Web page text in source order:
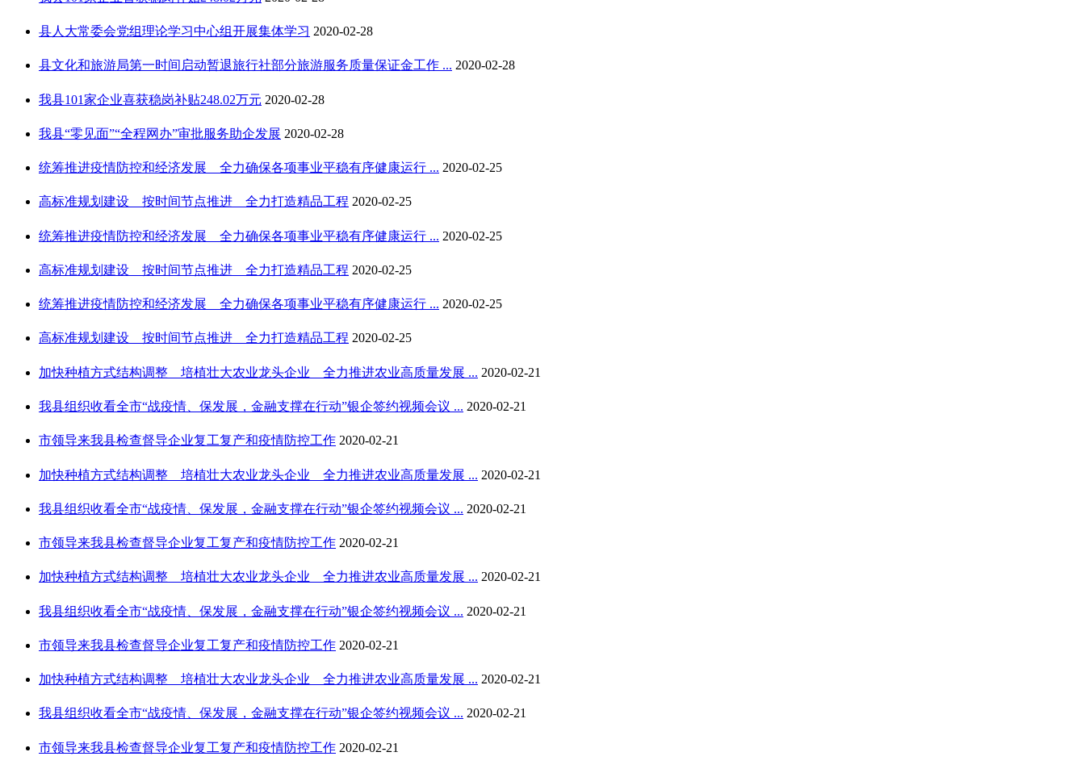
县人大常委会党组理论学习中心组开展集体学习 2020-02-28
县文化和旅游局第一时间启动暂退旅行社部分旅游服务质量保证金工作 ... 2020-02-28
我县101家企业喜获稳岗补贴248.02万元 2020-02-28
我县“零见面”“全程网办”审批服务助企发展 2020-02-28
统筹推进疫情防控和经济发展 全力确保各项事业平稳有序健康运行 ... 2020-02-25
高标准规划建设 按时间节点推进 全力打造精品工程 2020-02-25
统筹推进疫情防控和经济发展 全力确保各项事业平稳有序健康运行 ... 2020-02-25
高标准规划建设 按时间节点推进 全力打造精品工程 2020-02-25
统筹推进疫情防控和经济发展 全力确保各项事业平稳有序健康运行 ... 2020-02-25
高标准规划建设 按时间节点推进 全力打造精品工程 2020-02-25
加快种植方式结构调整 培植壮大农业龙头企业 全力推进农业高质量发展 ... 2020-02-21
我县组织收看全市“战疫情、保发展，金融支撑在行动”银企签约视频会议 ... 2020-02-21
市领导来我县检查督导企业复工复产和疫情防控工作 2020-02-21
加快种植方式结构调整 培植壮大农业龙头企业 全力推进农业高质量发展 ... 2020-02-21
我县组织收看全市“战疫情、保发展，金融支撑在行动”银企签约视频会议 ... 2020-02-21
市领导来我县检查督导企业复工复产和疫情防控工作 2020-02-21
加快种植方式结构调整 培植壮大农业龙头企业 全力推进农业高质量发展 ... 2020-02-21
我县组织收看全市“战疫情、保发展，金融支撑在行动”银企签约视频会议 ... 2020-02-21
市领导来我县检查督导企业复工复产和疫情防控工作 2020-02-21
加快种植方式结构调整 培植壮大农业龙头企业 全力推进农业高质量发展 ... 2020-02-21
我县组织收看全市“战疫情、保发展，金融支撑在行动”银企签约视频会议 ... 2020-02-21
市领导来我县检查督导企业复工复产和疫情防控工作 2020-02-21